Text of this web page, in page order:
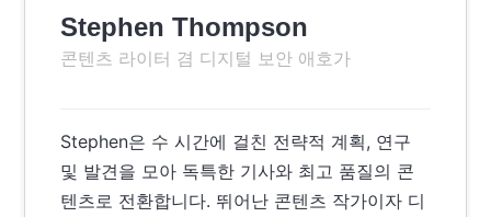
Stephen Thompson
콘텐츠 라이터 겸 디지털 보안 애호가
Stephen은 수 시간에 걸친 전략적 계획, 연구
및 발견을 모아 독특한 기사와 최고 품질의 콘
텐츠로 전환합니다. 뛰어난 콘텐츠 작가이자 디